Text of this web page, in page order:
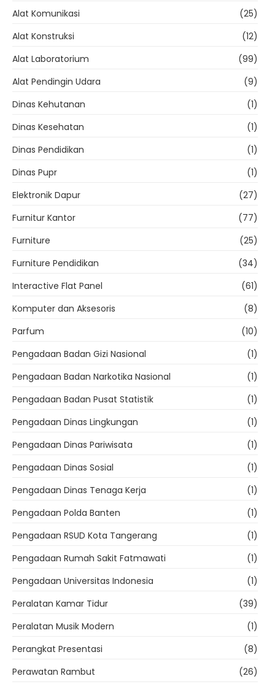
Alat Komunikasi
(25)
Alat Konstruksi
(12)
Alat Laboratorium
(99)
Alat Pendingin Udara
(9)
Dinas Kehutanan
(1)
Dinas Kesehatan
(1)
Dinas Pendidikan
(1)
Dinas Pupr
(1)
Elektronik Dapur
(27)
Furnitur Kantor
(77)
Furniture
(25)
Furniture Pendidikan
(34)
Interactive Flat Panel
(61)
Komputer dan Aksesoris
(8)
Parfum
(10)
Pengadaan Badan Gizi Nasional
(1)
Pengadaan Badan Narkotika Nasional
(1)
Pengadaan Badan Pusat Statistik
(1)
Pengadaan Dinas Lingkungan
(1)
Pengadaan Dinas Pariwisata
(1)
Pengadaan Dinas Sosial
(1)
Pengadaan Dinas Tenaga Kerja
(1)
Pengadaan Polda Banten
(1)
Pengadaan RSUD Kota Tangerang
(1)
Pengadaan Rumah Sakit Fatmawati
(1)
Pengadaan Universitas Indonesia
(1)
Peralatan Kamar Tidur
(39)
Peralatan Musik Modern
(1)
Perangkat Presentasi
(8)
Perawatan Rambut
(26)